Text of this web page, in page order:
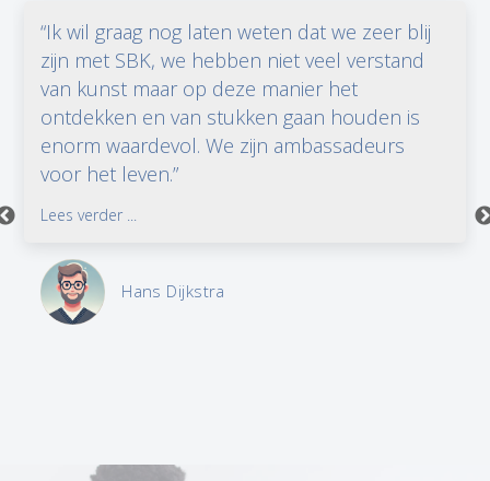
“Ik wil graag nog laten weten dat we zeer blij
zijn met SBK, we hebben niet veel verstand
van kunst maar op deze manier het
ontdekken en van stukken gaan houden is
enorm waardevol. We zijn ambassadeurs
voor het leven.”
Lees verder ...
Hans Dijkstra